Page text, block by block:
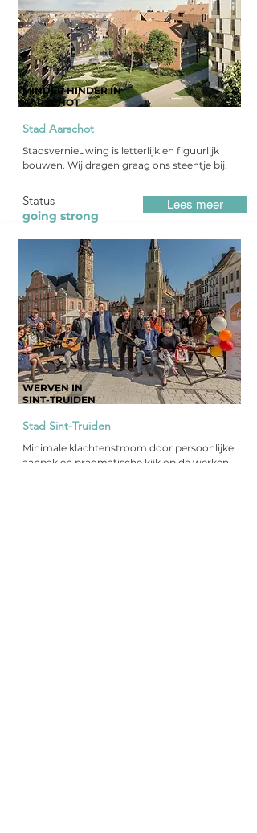
MINDER HINDER IN
AARSCHOT
Stad Aarschot
Stadsvernieuwing is letterlijk en figuurlijk
bouwen. Wij dragen graag ons steentje bij.
Status
going strong
Lees meer
WERVEN IN
SINT-TRUIDEN
Stad Sint-Truiden
Minimale klachtenstroom door persoonlijke
aanpak en pragmatische kijk op de werken.